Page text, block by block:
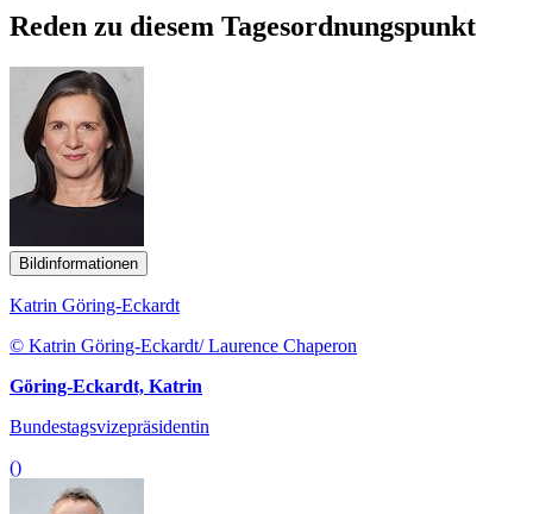
Reden zu diesem Tagesordnungspunkt
Bildinformationen
Katrin Göring-Eckardt
© Katrin Göring-Eckardt/ Laurence Chaperon
Göring-Eckardt, Katrin
Bundestagsvizepräsidentin
()